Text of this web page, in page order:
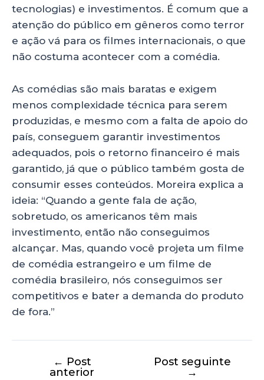
tecnologias) e investimentos. É comum que a
atenção do público em gêneros como terror
e ação vá para os filmes internacionais, o que
não costuma acontecer com a comédia.
As comédias são mais baratas e exigem
menos complexidade técnica para serem
produzidas, e mesmo com a falta de apoio do
país, conseguem garantir investimentos
adequados, pois o retorno financeiro é mais
garantido, já que o público também gosta de
consumir esses conteúdos. Moreira explica a
ideia: “Quando a gente fala de ação,
sobretudo, os americanos têm mais
investimento, então não conseguimos
alcançar. Mas, quando você projeta um filme
de comédia estrangeiro e um filme de
comédia brasileiro, nós conseguimos ser
competitivos e bater a demanda do produto
de fora.”
← Post
anterior
Post seguinte
→